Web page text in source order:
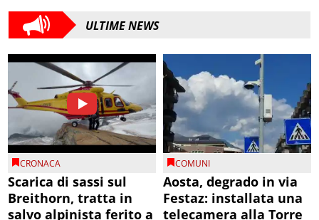
ULTIME NEWS
CRONACA
Scarica di sassi sul
Breithorn, tratta in
salvo alpinista ferito a
COMUNI
Aosta, degrado in via
Festaz: installata una
telecamera alla Torre